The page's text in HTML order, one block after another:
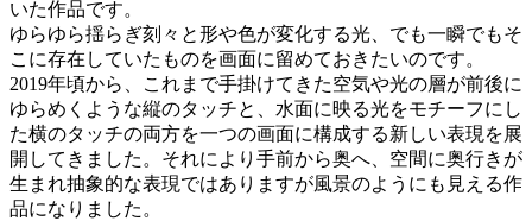
いた作品です。
ゆらゆら揺らぎ刻々と形や色が変化する光、でも一瞬でもそ
こに存在していたものを画面に留めておきたいのです。
2019年頃から、これまで手掛けてきた空気や光の層が前後に
ゆらめくような縦のタッチと、水面に映る光をモチーフにし
た横のタッチの両方を一つの画面に構成する新しい表現を展
開してきました。それにより手前から奥へ、空間に奥行きが
生まれ抽象的な表現ではありますが風景のようにも見える作
品になりました。